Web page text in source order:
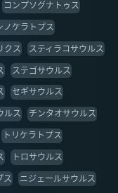
コンプソグナトゥス
ノケラトプス
クス
スティラコサウルス
ステゴサウルス
セギサウルス
ルス
チンタオサウルス
トリケラトプス
トロサウルス
ス
ニジェールサウルス